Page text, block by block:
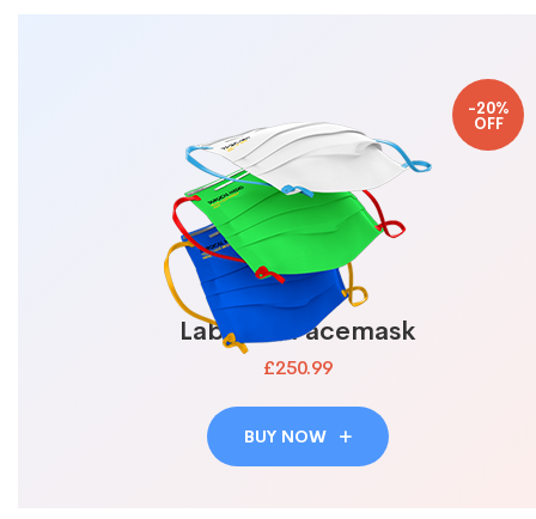
-20%
OFF
Lab N95 Facemask
£250.99
BUY NOW